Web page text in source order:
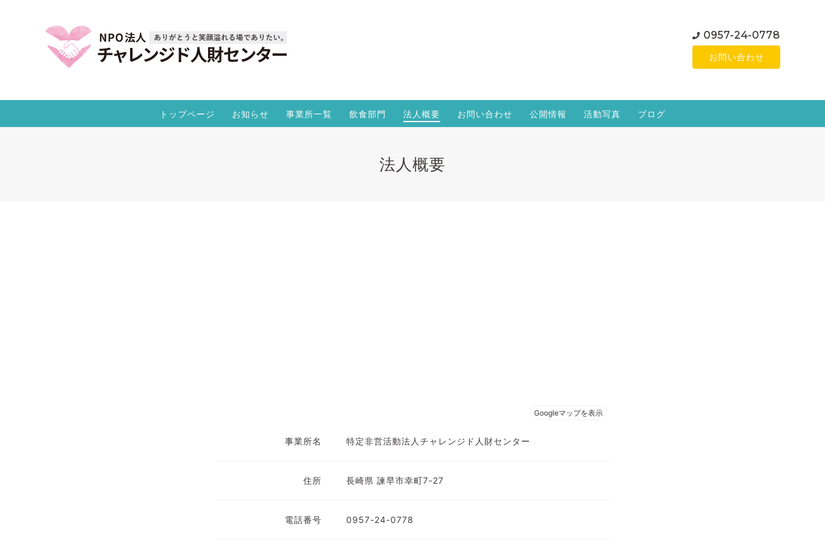
0957-24-0778
お問い合わせ
トップページ お知らせ 事業所一覧 飲食部門 法人概要 お問い合わせ 公開情報 活動写真 ブログ
法人概要
事業所名 特定非営活動法人チャレンジド人財センター
住所 長崎県 諫早市幸町7-27
電話番号 0957-24-0778